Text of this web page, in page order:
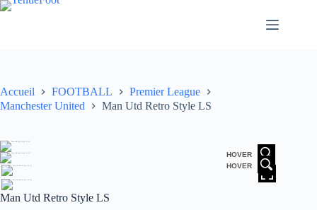
Passer
Accueil FOOTBALL
Premier League
Manchester United
Man Utd Retro Style LS
HOVER
HOVER
Man Utd Retro Style LS